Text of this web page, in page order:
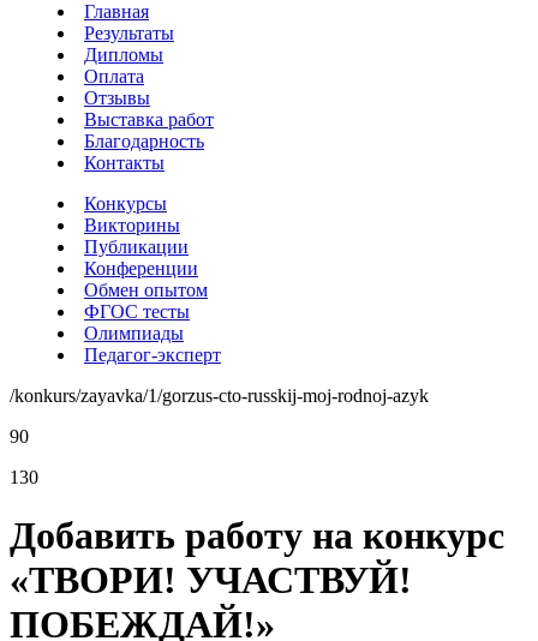
Главная
Результаты
Дипломы
Оплата
Отзывы
Выставка работ
Благодарность
Контакты
Конкурсы
Викторины
Публикации
Конференции
Обмен опытом
ФГОС тесты
Олимпиады
Педагог-эксперт
/konkurs/zayavka/1/gorzus-cto-russkij-moj-rodnoj-azyk
90
130
Добавить работу на конкурс
«ТВОРИ! УЧАСТВУЙ!
ПОБЕЖДАЙ!»